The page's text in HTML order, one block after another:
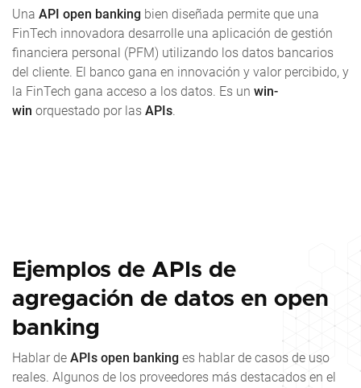
Una API open banking bien diseñada permite que una
FinTech innovadora desarrolle una aplicación de gestión
financiera personal (PFM) utilizando los datos bancarios
del cliente. El banco gana en innovación y valor percibido, y
la FinTech gana acceso a los datos. Es un win-
win orquestado por las APIs.
Ejemplos de APIs de
agregación de datos en open
banking
Hablar de APIs open banking es hablar de casos de uso
reales. Algunos de los proveedores más destacados en el